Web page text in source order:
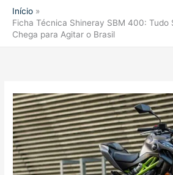
Início
Ficha Técnica Shineray SBM 400: Tudo
Chega para Agitar o Brasil